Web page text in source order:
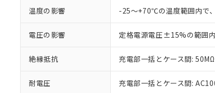
温度の影響 -25～+70℃の温度範囲内で
電圧の影響 定格電源電圧±15%の範囲
絶縁抵抗 充電部一括とケース間:
耐電圧 充電部一括とケース間:
※当社の
いる法人
下記の非含有証
51物質の非含
※本証明書は発
また、RoHS
混在すること
既に当社にて